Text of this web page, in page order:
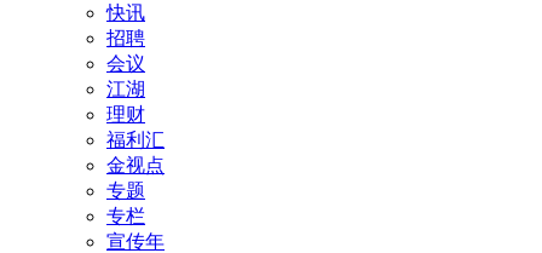
快讯
招聘
会议
江湖
理财
福利汇
金视点
专题
专栏
宣传年